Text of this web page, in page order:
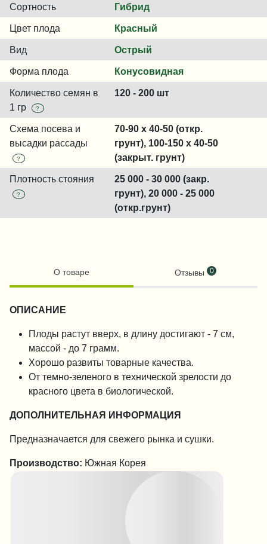
Сортность Гибрид
Цвет плода Красный
Вид Острый
Форма плода Конусовидная
Количество семян в
1 гр
?
120 - 200 шт
Схема посева и
высадки рассады
?
70-90 x 40-50 (откр.
грунт), 100-150 x 40-50
(закрыт. грунт)
Плотность стояния
?
25 000 - 30 000 (закр.
грунт), 20 000 - 25 000
(откр.грунт)
О товаре Отзывы 0
ОПИСАНИЕ
Плоды растут вверх, в длину достигают - 7 см,
массой - до 7 грамм.
Хорошо развиты товарные качества.
От темно-зеленого в технической зрелости до
красного цвета в биологической.
ДОПОЛНИТЕЛЬНАЯ ИНФОРМАЦИЯ
Предназначается для свежего рынка и сушки.
Производство: Южная Корея